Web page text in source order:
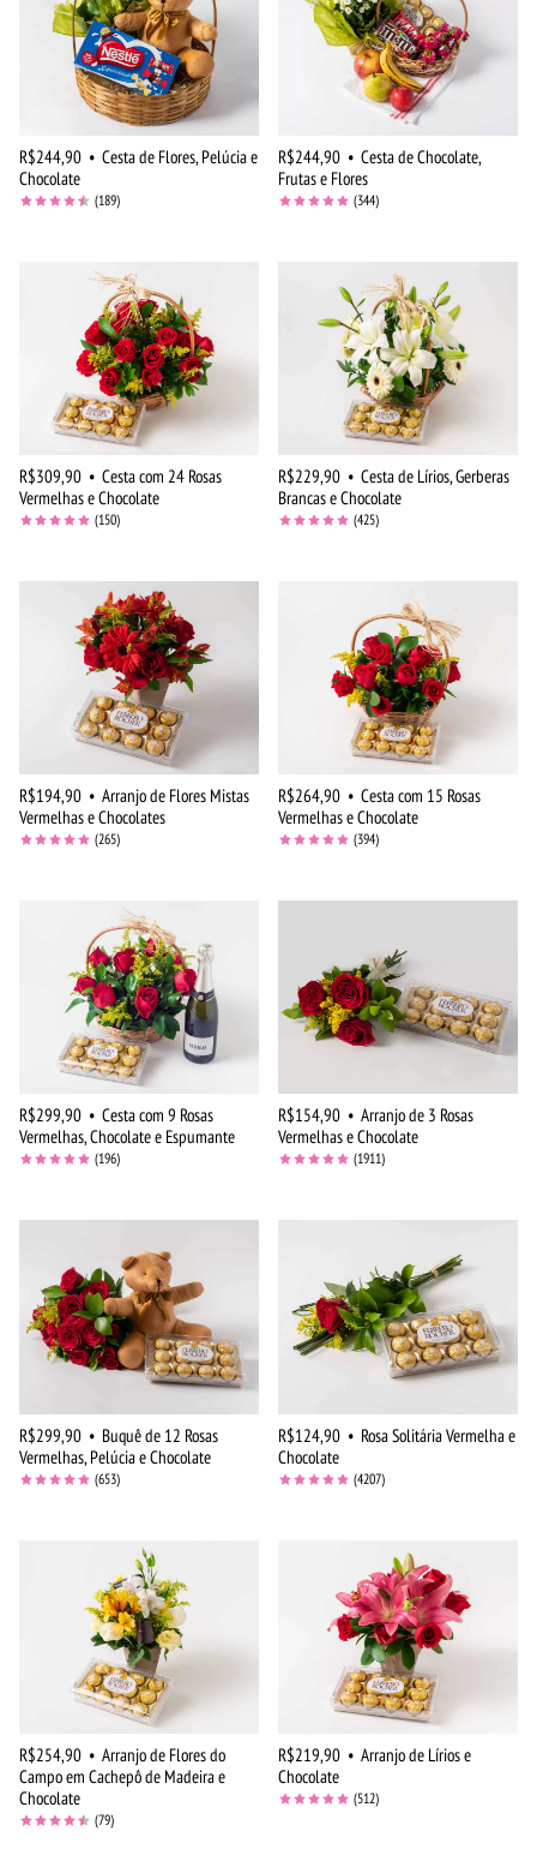
R$244,90 • Cesta de Flores, Pelúcia e
Chocolate
(189)
R$244,90 • Cesta de Chocolate,
Frutas e Flores
(344)
R$309,90 • Cesta com 24 Rosas
Vermelhas e Chocolate
(150)
R$229,90 • Cesta de Lírios, Gerberas
Brancas e Chocolate
(425)
R$194,90 • Arranjo de Flores Mistas
Vermelhas e Chocolates
(265)
R$264,90 • Cesta com 15 Rosas
Vermelhas e Chocolate
(394)
R$299,90 • Cesta com 9 Rosas
Vermelhas, Chocolate e Espumante
(196)
R$154,90 • Arranjo de 3 Rosas
Vermelhas e Chocolate
(1911)
R$299,90 • Buquê de 12 Rosas
Vermelhas, Pelúcia e Chocolate
(653)
R$124,90 • Rosa Solitária Vermelha e
Chocolate
(4207)
R$254,90 • Arranjo de Flores do
Campo em Cachepô de Madeira e
Chocolate
(79)
R$219,90 • Arranjo de Lírios e
Chocolate
(512)